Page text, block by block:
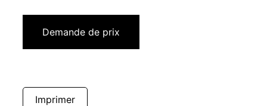
Demande de prix
Imprimer